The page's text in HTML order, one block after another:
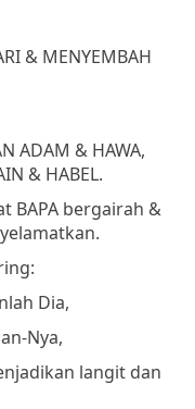
& MENYEMBAH
ADAM & HAWA,
& HABEL.
BAPA bergairah &
Dia,
Nya,
langit dan